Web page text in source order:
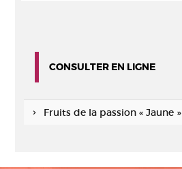
CONSULTER EN LIGNE
Fruits de la passion « Jaune »